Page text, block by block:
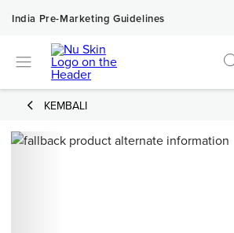
India Pre-Marketing Guidelines
KEMBALI